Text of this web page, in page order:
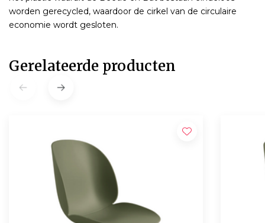
worden gerecycled, waardoor de cirkel van de circulaire
economie wordt gesloten.
Gerelateerde producten